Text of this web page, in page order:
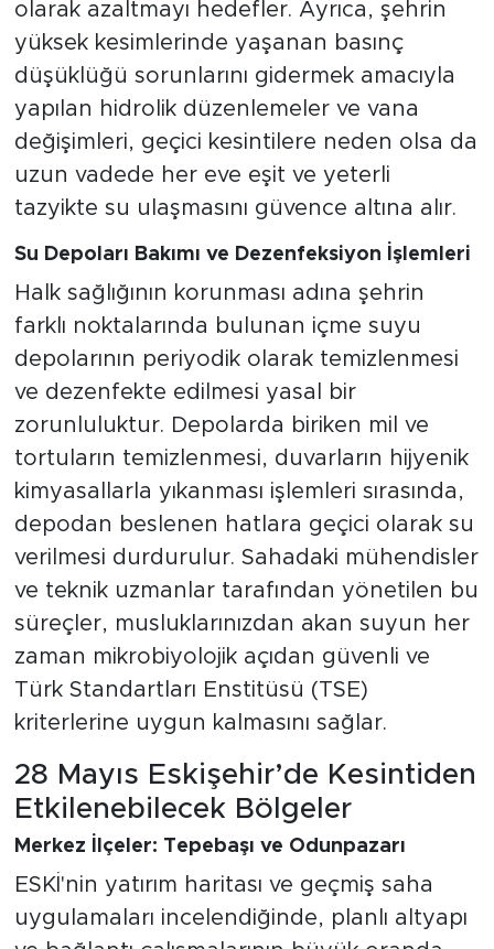
olarak azaltmayı hedefler. Ayrıca, şehrin
yüksek kesimlerinde yaşanan basınç
düşüklüğü sorunlarını gidermek amacıyla
yapılan hidrolik düzenlemeler ve vana
değişimleri, geçici kesintilere neden olsa da
uzun vadede her eve eşit ve yeterli
tazyikte su ulaşmasını güvence altına alır.
Su Depoları Bakımı ve Dezenfeksiyon İşlemleri
Halk sağlığının korunması adına şehrin
farklı noktalarında bulunan içme suyu
depolarının periyodik olarak temizlenmesi
ve dezenfekte edilmesi yasal bir
zorunluluktur. Depolarda biriken mil ve
tortuların temizlenmesi, duvarların hijyenik
kimyasallarla yıkanması işlemleri sırasında,
depodan beslenen hatlara geçici olarak su
verilmesi durdurulur. Sahadaki mühendisler
ve teknik uzmanlar tarafından yönetilen bu
süreçler, musluklarınızdan akan suyun her
zaman mikrobiyolojik açıdan güvenli ve
Türk Standartları Enstitüsü (TSE)
kriterlerine uygun kalmasını sağlar.
28 Mayıs Eskişehir’de Kesintiden
Etkilenebilecek Bölgeler
Merkez İlçeler: Tepebaşı ve Odunpazarı
ESKİ'nin yatırım haritası ve geçmiş saha
uygulamaları incelendiğinde, planlı altyapı